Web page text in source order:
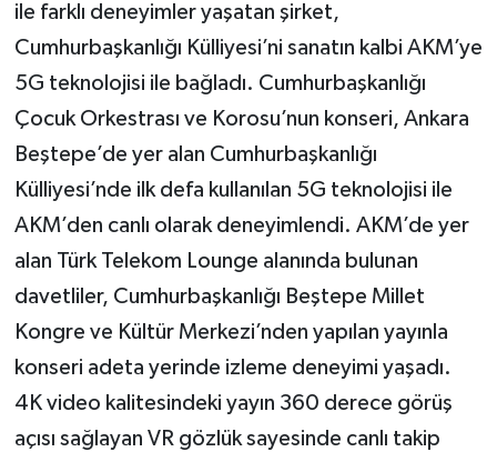
ile farklı deneyimler yaşatan şirket,
Cumhurbaşkanlığı Külliyesi’ni sanatın kalbi AKM’ye
5G teknolojisi ile bağladı. Cumhurbaşkanlığı
Çocuk Orkestrası ve Korosu’nun konseri, Ankara
Beştepe’de yer alan Cumhurbaşkanlığı
Külliyesi’nde ilk defa kullanılan 5G teknolojisi ile
AKM’den canlı olarak deneyimlendi. AKM’de yer
alan Türk Telekom Lounge alanında bulunan
davetliler, Cumhurbaşkanlığı Beştepe Millet
Kongre ve Kültür Merkezi’nden yapılan yayınla
konseri adeta yerinde izleme deneyimi yaşadı.
4K video kalitesindeki yayın 360 derece görüş
açısı sağlayan VR gözlük sayesinde canlı takip